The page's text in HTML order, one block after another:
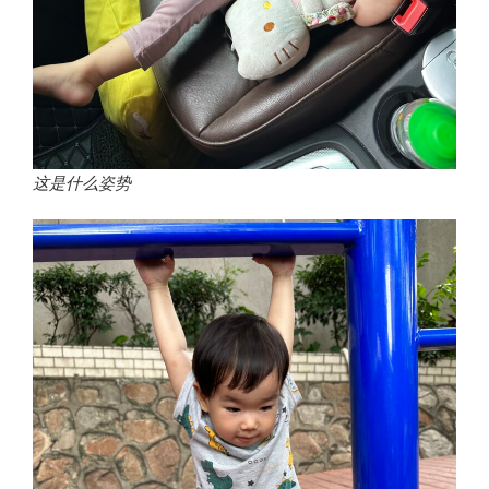
这是什么姿势